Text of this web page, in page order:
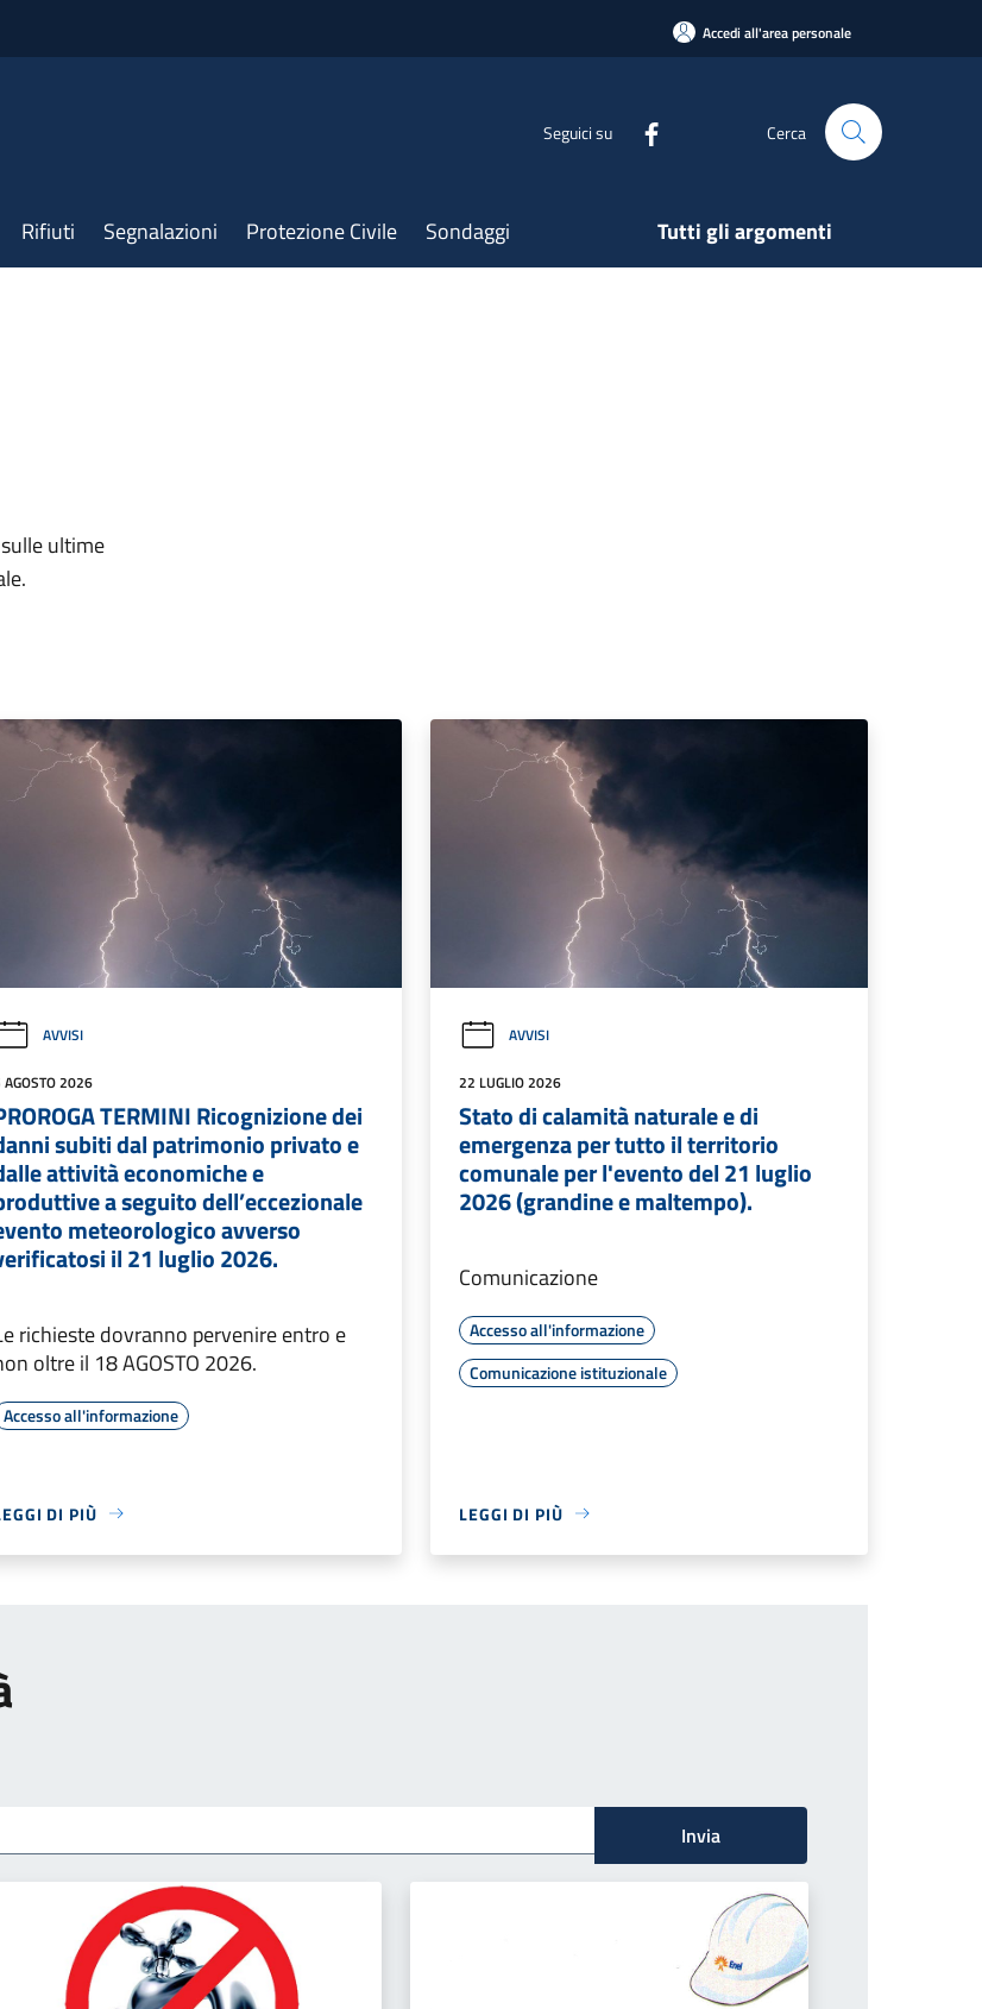
Accedi all'area personale
Seguici su Cerca
Rifiuti Segnalazioni Protezione Civile Sondaggi Tutti gli argomenti
ultime
AVVISI
AGOSTO 2026
TERMINI Ricognizione dei
subiti dal patrimonio privato e
attività economiche e
a seguito dell’eccezionale
meteorologico avverso
il 21 luglio 2026.
richieste dovranno pervenire entro e
oltre il 18 AGOSTO 2026.
Accesso all'informazione
DI PIÙ
AVVISI
22 LUGLIO 2026
Stato di calamità naturale e di
emergenza per tutto il territorio
comunale per l'evento del 21 luglio
2026 (grandine e maltempo).
Comunicazione
Accesso all'informazione
Comunicazione istituzionale
LEGGI DI PIÙ
Invia